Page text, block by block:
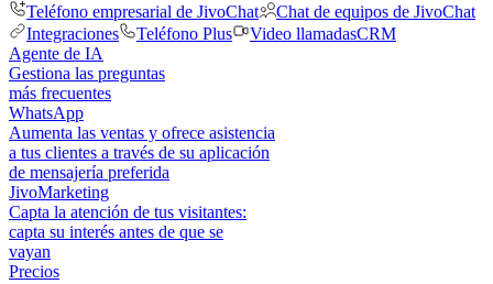
Teléfono empresarial de JivoChat
Chat de equipos de JivoChat
Integraciones
Teléfono Plus Video llamadasCRM
Agente de IA
Gestiona las preguntas
más frecuentes
WhatsApp
Aumenta las ventas y ofrece asistencia
a tus clientes a través de su aplicación
de mensajería preferida
JivoMarketing
Capta la atención de tus visitantes:
capta su interés antes de que se
vayan
Precios